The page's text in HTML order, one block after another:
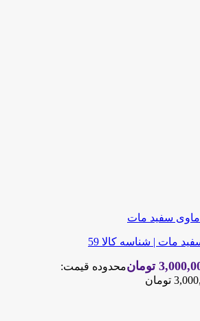
مات | شناسه کالا 59
تومانمحدوده قیمت: